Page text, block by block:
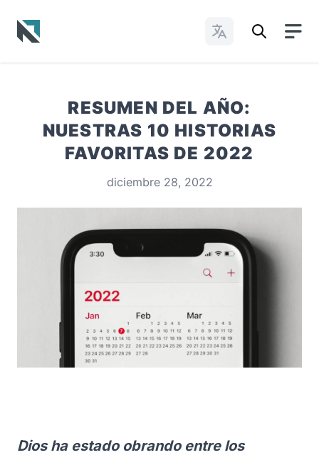
Cambiar idioma
RESUMEN DEL AÑO:
NUESTRAS 10 HISTORIAS
FAVORITAS DE 2022
diciembre 28, 2022
Dios ha estado obrando entre los